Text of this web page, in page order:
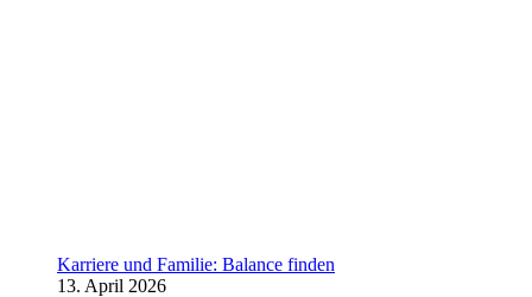
Karriere und Familie: Balance finden
13. April 2026